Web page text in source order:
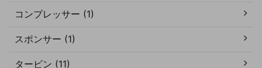
コンプレッサー (1)
スポンサー (1)
タービン (11)